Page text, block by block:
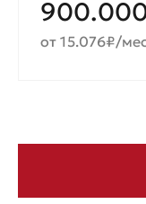
от 15.076₽/